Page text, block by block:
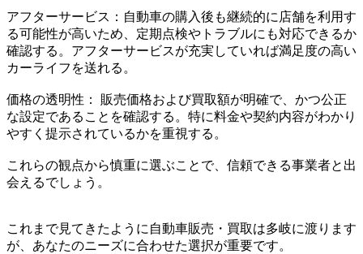
アフターサービス：自動車の購入後も継続的に店舗を利用す
る可能性が高いため、定期点検やトラブルにも対応できるか
確認する。アフターサービスが充実していれば満足度の高い
カーライフを送れる。
価格の透明性： 販売価格および買取額が明確で、かつ公正
な設定であることを確認する。特に料金や契約内容がわかり
やすく提示されているかを重視する。
これらの観点から慎重に選ぶことで、信頼できる事業者と出
会えるでしょう。
これまで見てきたように自動車販売・買取は多岐に渡ります
が、あなたのニーズに合わせた選択が重要です。